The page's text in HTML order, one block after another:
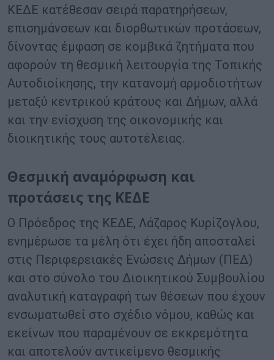
ΚΕΔΕ κατέθεσαν σειρά παρατηρήσεων,
επισημάνσεων και διορθωτικών προτάσεων,
δίνοντας έμφαση σε κομβικά ζητήματα που
αφορούν τη θεσμική λειτουργία της Τοπικής
Αυτοδιοίκησης, την κατανομή αρμοδιοτήτων
μεταξύ κεντρικού κράτους και Δήμων, αλλά
και την ενίσχυση της οικονομικής και
διοικητικής τους αυτοτέλειας.
Θεσμική αναμόρφωση και
προτάσεις της ΚΕΔΕ
Ο Πρόεδρος της ΚΕΔΕ, Λάζαρος Κυρίζογλου,
ενημέρωσε τα μέλη ότι έχει ήδη αποσταλεί
στις Περιφερειακές Ενώσεις Δήμων (ΠΕΔ)
και στο σύνολο του Διοικητικού Συμβουλίου
αναλυτική καταγραφή των θέσεων που έχουν
ενσωματωθεί στο σχέδιο νόμου, καθώς και
εκείνων που παραμένουν σε εκκρεμότητα
και αποτελούν αντικείμενο θεσμικής